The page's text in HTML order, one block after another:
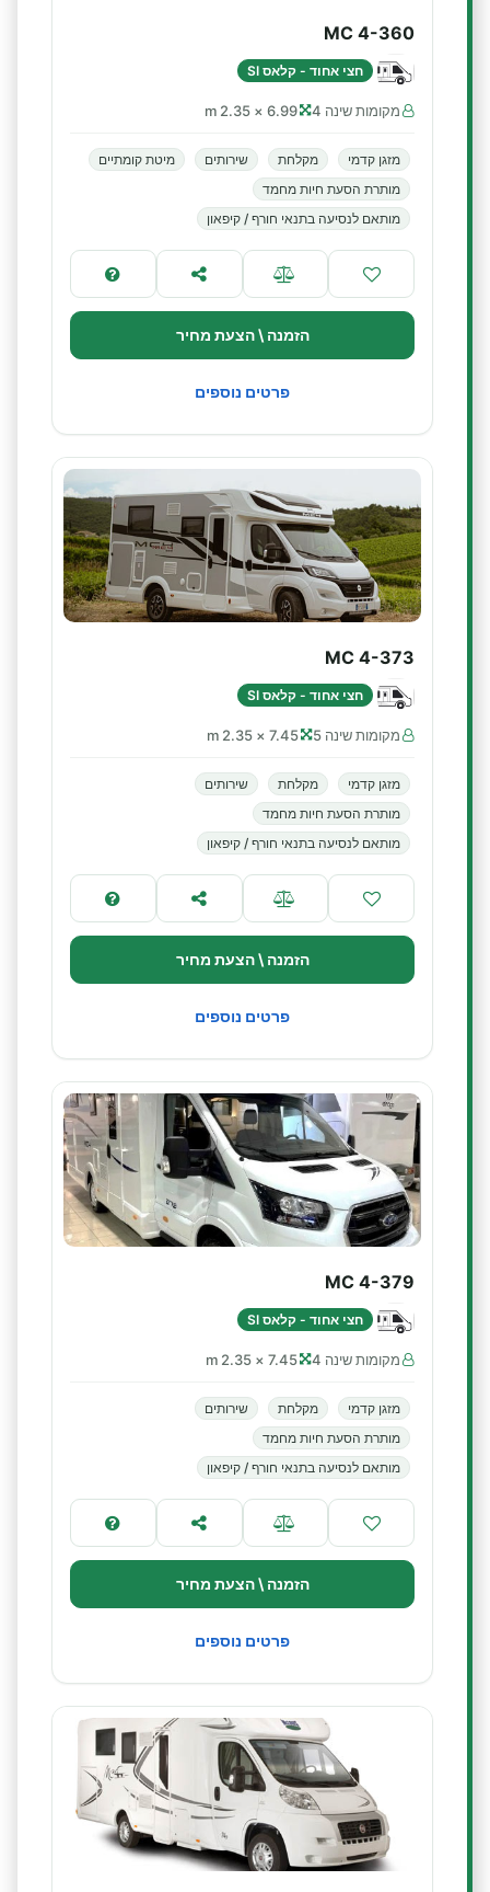
MC 4-360
חצי אחוד - קלאס SI
מקומות שינה 4 6.99 × 2.35 m
מזגן קדמי מקלחת שירותים
מיטת קומתיים
מותרת הסעת חיות מחמד
מותאם לנסיעה בתנאי חורף / קיפאון
הזמנה \ הצעת מחיר
פרטים נוספים
MC 4-373
חצי אחוד - קלאס SI
מקומות שינה 5 7.45 × 2.35 m
מזגן קדמי מקלחת
שירותים
מותרת הסעת חיות מחמד
מותאם לנסיעה בתנאי חורף / קיפאון
הזמנה \ הצעת מחיר
פרטים נוספים
MC 4-379
חצי אחוד - קלאס SI
מקומות שינה 4 7.45 × 2.35 m
מזגן קדמי מקלחת
שירותים
מותרת הסעת חיות מחמד
מותאם לנסיעה בתנאי חורף / קיפאון
הזמנה \ הצעת מחיר
פרטים נוספים